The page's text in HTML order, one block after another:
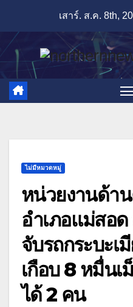
content
เสาร์. ส.ค. 8th,
ไม่มีหมวดหมู่
หน่วยงานด้า
อำเภอแม่สอ
จับรถกระบะเ
เกือบ 8 หมื่นเ
ได้ 2 คน